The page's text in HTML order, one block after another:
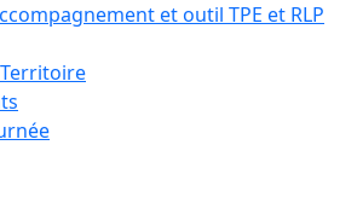
et outil TPE et RLP